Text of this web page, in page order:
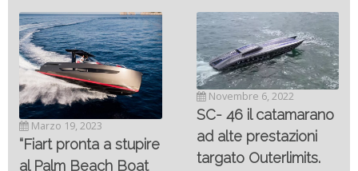
Marzo 19, 2023
“Fiart pronta a stupire
al Palm Beach Boat
Novembre 6, 2022
SC- 46 il catamarano
ad alte prestazioni
targato Outerlimits.